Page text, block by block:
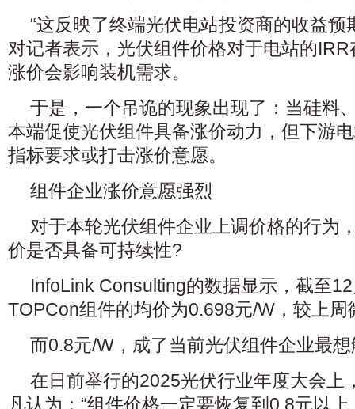
“这反映了终端光伏电站投资商的收益预
对记者表示，光伏组件价格对于电站的
涨价会影响装机需求。
于是，一个吊诡的现象出现了：当硅料
本端促使光伏组件具备涨价动力，但下游
指标要求或打击涨价意愿。
组件企业涨价意愿强烈
对于本轮光伏组件企业上调价格的行为
价是否具备可持续性?
InfoLink Consulting的数据显示，截至
TOPCon组件的均价为0.698元/W，较上周
而0.8元/W，成了当前光伏组件企业最
在日前举行的2025光伏行业年度大会上
凡认为：“组件价格一定要恢复到0.8元以